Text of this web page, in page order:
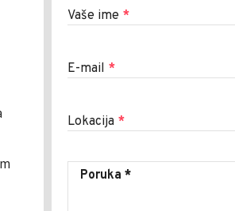
Vaše ime *
E-mail *
Lokacija *